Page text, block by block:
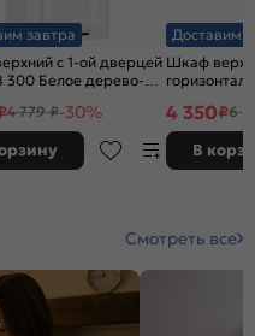
завтра
с 1-ой дверцей
300 Белое дерево-
4 779 ₽-30%
Доставим
Шкаф
4 350₽6
В
Смотреть все